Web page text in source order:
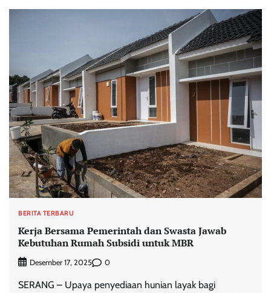
BERITA TERBARU
Kerja Bersama Pemerintah dan Swasta Jawab
Kebutuhan Rumah Subsidi untuk MBR
Desember 17, 2025 0
SERANG – Upaya penyediaan hunian layak bagi